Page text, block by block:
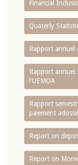
Financial
Quaterly
Rapport annuel
Rapport annuel
l'UEMOA
Rapport
paiement
Report on
Report on